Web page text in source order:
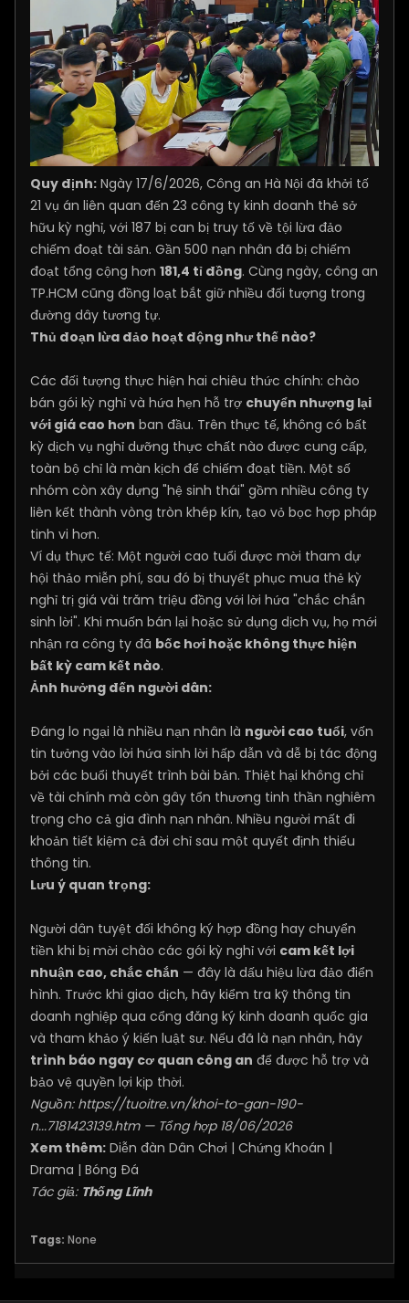
Quy định: Ngày 17/6/2026, Công an Hà Nội đã khởi tố
21 vụ án liên quan đến 23 công ty kinh doanh thẻ sở
hữu kỳ nghỉ, với 187 bị can bị truy tố về tội lừa đảo
chiếm đoạt tài sản. Gần 500 nạn nhân đã bị chiếm
đoạt tổng cộng hơn 181,4 tỉ đồng. Cùng ngày, công an
TP.HCM cũng đồng loạt bắt giữ nhiều đối tượng trong
đường dây tương tự.
Thủ đoạn lừa đảo hoạt động như thế nào?
Các đối tượng thực hiện hai chiêu thức chính: chào
bán gói kỳ nghỉ và hứa hẹn hỗ trợ chuyển nhượng lại
với giá cao hơn ban đầu. Trên thực tế, không có bất
kỳ dịch vụ nghỉ dưỡng thực chất nào được cung cấp,
toàn bộ chỉ là màn kịch để chiếm đoạt tiền. Một số
nhóm còn xây dựng "hệ sinh thái" gồm nhiều công ty
liên kết thành vòng tròn khép kín, tạo vỏ bọc hợp pháp
tinh vi hơn.
Ví dụ thực tế: Một người cao tuổi được mời tham dự
hội thảo miễn phí, sau đó bị thuyết phục mua thẻ kỳ
nghỉ trị giá vài trăm triệu đồng với lời hứa "chắc chắn
sinh lời". Khi muốn bán lại hoặc sử dụng dịch vụ, họ mới
nhận ra công ty đã bốc hơi hoặc không thực hiện
bất kỳ cam kết nào.
Ảnh hưởng đến người dân:
Đáng lo ngại là nhiều nạn nhân là người cao tuổi, vốn
tin tưởng vào lời hứa sinh lời hấp dẫn và dễ bị tác động
bởi các buổi thuyết trình bài bản. Thiệt hại không chỉ
về tài chính mà còn gây tổn thương tinh thần nghiêm
trọng cho cả gia đình nạn nhân. Nhiều người mất đi
khoản tiết kiệm cả đời chỉ sau một quyết định thiếu
thông tin.
Lưu ý quan trọng:
Người dân tuyệt đối không ký hợp đồng hay chuyển
tiền khi bị mời chào các gói kỳ nghỉ với cam kết lợi
nhuận cao, chắc chắn — đây là dấu hiệu lừa đảo điển
hình. Trước khi giao dịch, hãy kiểm tra kỹ thông tin
doanh nghiệp qua cổng đăng ký kinh doanh quốc gia
và tham khảo ý kiến luật sư. Nếu đã là nạn nhân, hãy
trình báo ngay cơ quan công an để được hỗ trợ và
bảo vệ quyền lợi kịp thời.
Nguồn: https://tuoitre.vn/khoi-to-gan-190-
n...7181423139.htm— Tổng hợp 18/06/2026
Xem thêm: Diễn đàn Dân Chơi | Chứng Khoán |
Drama | Bóng Đá
Tác giả: Thống Lĩnh
Tags: None